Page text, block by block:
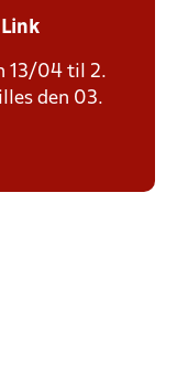
Link
13/04 til 2.
den 03.